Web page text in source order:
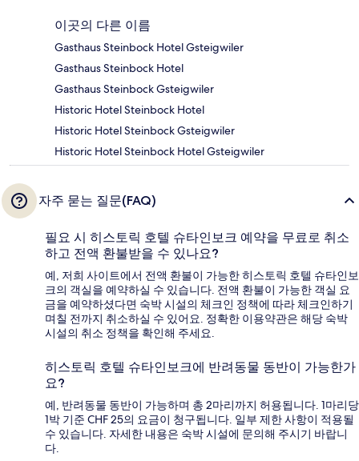
이곳의 다른 이름
Gasthaus Steinbock Hotel Gsteigwiler
Gasthaus Steinbock Hotel
Gasthaus Steinbock Gsteigwiler
Historic Hotel Steinbock Hotel
Historic Hotel Steinbock Gsteigwiler
Historic Hotel Steinbock Hotel Gsteigwiler
자주 묻는 질문(FAQ)
필요 시 히스토릭 호텔 슈타인보크 예약을 무료로 취소
하고 전액 환불받을 수 있나요?
예, 저희 사이트에서 전액 환불이 가능한 히스토릭 호텔 슈타인보
크의 객실을 예약하실 수 있습니다. 전액 환불이 가능한 객실 요
금을 예약하셨다면 숙박 시설의 체크인 정책에 따라 체크인하기
며칠 전까지 취소하실 수 있어요. 정확한 이용약관은 해당 숙박
시설의 취소 정책을 확인해 주세요.
히스토릭 호텔 슈타인보크에 반려동물 동반이 가능한가
요?
예, 반려동물 동반이 가능하며 총 2마리까지 허용됩니다. 1마리당
1박 기준 CHF 25의 요금이 청구됩니다. 일부 제한 사항이 적용될
수 있습니다. 자세한 내용은 숙박 시설에 문의해 주시기 바랍니
다.